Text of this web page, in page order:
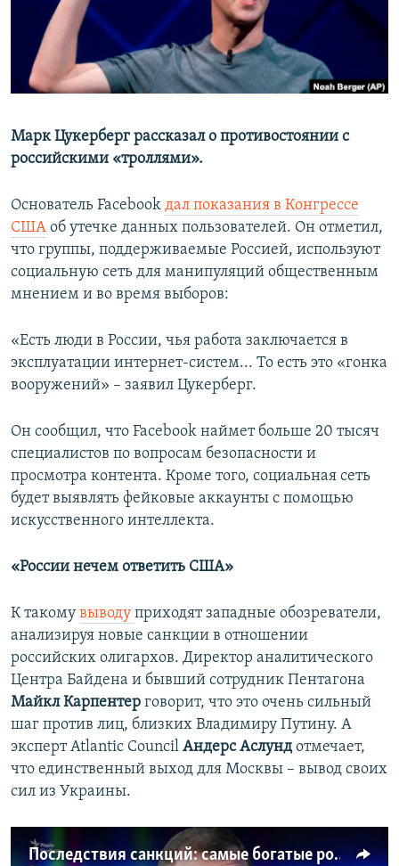
ПОБЕДИТЕЛЕЙ НЕ СУДЯТ?
КРЫМ.НЕПОКОРЕННЫЙ
ELIFBE
ПРИСОЕДИНЯЙТЕСЬ!
Все сайты RFE/RL
Марк Цукерберг рассказал о противостоянии с
российскими «троллями».
Основатель Facebook дал показания в Конгрессе
США об утечке данных пользователей. Он отметил,
что группы, поддерживаемые Россией, используют
социальную сеть для манипуляций общественным
мнением и во время выборов:
«Есть люди в России, чья работа заключается в
эксплуатации интернет-систем... То есть это «гонка
вооружений» – заявил Цукерберг.
Он сообщил, что Facebook наймет больше 20 тысяч
специалистов по вопросам безопасности и
просмотра контента. Кроме того, социальная сеть
будет выявлять фейковые аккаунты с помощью
искусственного интеллекта.
«России нечем ответить США»
К такому выводу приходят западные обозреватели,
анализируя новые санкции в отношении
российских олигархов. Директор аналитического
Центра Байдена и бывший сотрудник Пентагона
Майкл Карпентер говорит, что это очень сильный
шаг против лиц, близких Владимиру Путину. А
эксперт Atlantic Council Андерс Аслундотмечает,
что единственный выход для Москвы – вывод своих
сил из Украины.
Последствия санкций: самые богатые россияне потеряли почти 12 миллиардов долларов (видео)